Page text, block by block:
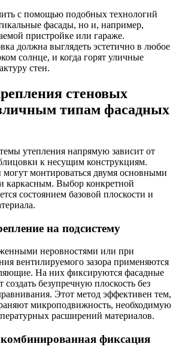
с помощью подобных технологий
фасады, но и, например,
пристройке или гараже.
должна выглядеть эстетично в любое
солнце, и когда горят уличные
стен.
стеновых
типам фасадных
утепления напрямую зависит от
к несущим конструкциям.
монтироваться двумя основными
каркасным. Выбор конкретной
состоянием базовой плоскости и
на подсистему
неровностями или при
вентилируемого зазора применяются
На них фиксируются фасадные
создать безупречную плоскость без
Этот метод эффективен тем,
микроподвижность, необходимую
расширений материалов.
фиксация